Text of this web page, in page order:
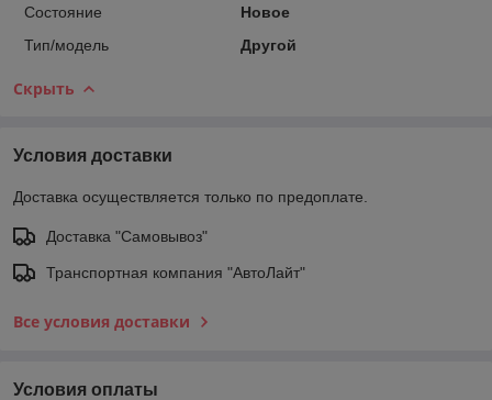
Состояние
Новое
Тип/модель
Другой
Скрыть
Условия доставки
Доставка осуществляется только по предоплате.
Доставка "Самовывоз"
Транспортная компания "АвтоЛайт"
Все условия доставки
Условия оплаты